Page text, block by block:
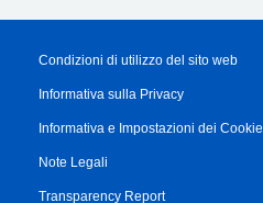
Condizioni di utilizzo del sito web
Informativa sulla Privacy
Informativa e Impostazioni dei Cookie
Note Legali
Transparency Report